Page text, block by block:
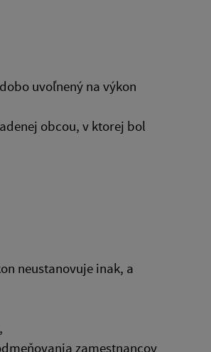
uvoľnený na výkon
obcou, v ktorej bol
neustanovuje inak, a
zamestnancov